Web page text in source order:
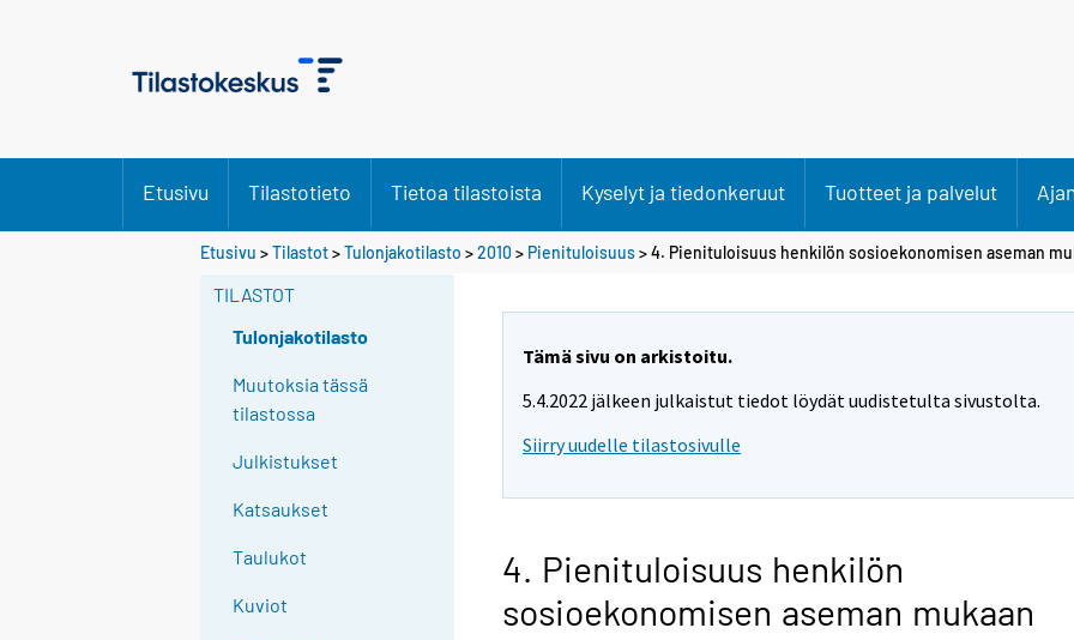
Etusivu Tilastotieto Tietoa tilastoista Kyselyt ja tiedonkeruut Tuotteet ja palvelut
Etusivu >Tilastot>Tulonjakotilasto >2010 > Pienituloisuus> 4. Pienituloisuus henkilön sosioekonomisen aseman
TILASTOT
Tulonjakotilasto
Muutoksia tässä
tilastossa
Julkistukset
Katsaukset
Taulukot
Kuviot
Tämä sivu on arkistoitu.
5.4.2022 jälkeen julkaistut tiedot löydät uudistetulta sivustolta.
Siirry uudelle tilastosivulle
4. Pienituloisuus henkilön
sosioekonomisen aseman mukaan